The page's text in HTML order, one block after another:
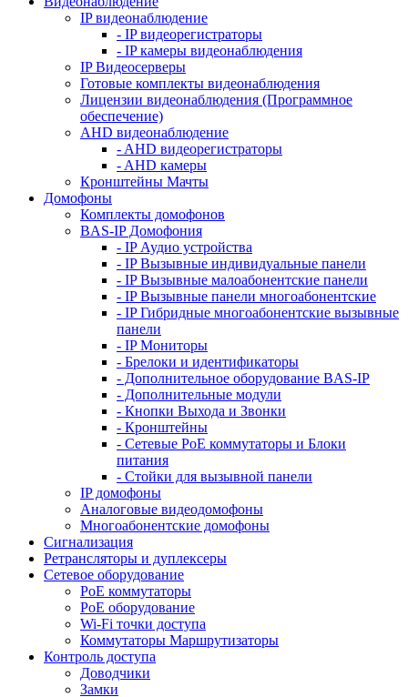
IP видеонаблюдение
- IP видеорегистраторы
- IP камеры видеонаблюдения
IP Видеосерверы
Готовые комплекты видеонаблюдения
Лицензии видеонаблюдения (Программное
обеспечение)
AHD видеонаблюдение
- AHD видеорегистраторы
- AHD камеры
Кронштейны Мачты
Домофоны
Комплекты домофонов
BAS-IP Домофония
- IP Аудио устройства
- IP Вызывные индивидуальные панели
- IP Вызывные малоабонентские панели
- IP Вызывные панели многоабонентские
- IP Гибридные многоабонентские вызывные
панели
- IP Мониторы
- Брелоки и идентификаторы
- Дополнительное оборудование BAS-IP
- Дополнительные модули
- Кнопки Выхода и Звонки
- Кронштейны
- Сетевые PoE коммутаторы и Блоки
питания
- Стойки для вызывной панели
IP домофоны
Аналоговые видеодомофоны
Многоабонентские домофоны
Сигнализация
Ретрансляторы и дуплексеры
Сетевое оборудование
PoE коммутаторы
PoE оборудование
Wi-Fi точки доступа
Коммутаторы Маршрутизаторы
Контроль доступа
Доводчики
Замки